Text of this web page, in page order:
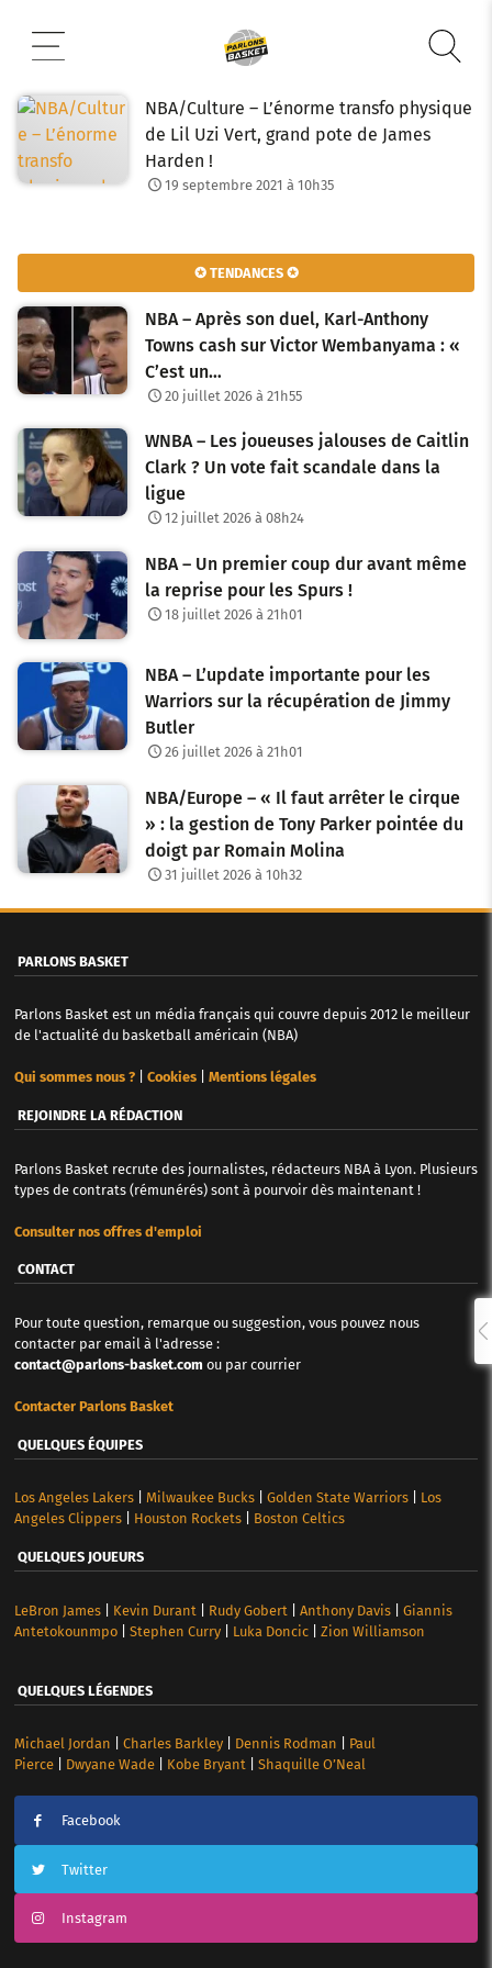
contenu
NBA/Culture – L’énorme transfo physique
de Lil Uzi Vert, grand pote de James
Harden !
19 septembre 2021 à 10h35
✪ TENDANCES ✪
NBA – Après son duel, Karl-Anthony
Towns cash sur Victor Wembanyama : «
C’est un…
20 juillet 2026 à 21h55
WNBA – Les joueuses jalouses de Caitlin
Clark ? Un vote fait scandale dans la
ligue
12 juillet 2026 à 08h24
NBA – Un premier coup dur avant même
la reprise pour les Spurs !
18 juillet 2026 à 21h01
NBA – L’update importante pour les
Warriors sur la récupération de Jimmy
Butler
26 juillet 2026 à 21h01
NBA/Europe – « Il faut arrêter le cirque
» : la gestion de Tony Parker pointée du
doigt par Romain Molina
31 juillet 2026 à 10h32
PARLONS BASKET
Parlons Basket est un média français qui couvre depuis 2012 le meilleur
de l'actualité du basketball américain (NBA)
Qui sommes nous ?| Cookies| Mentions légales
REJOINDRE LA RÉDACTION
Parlons Basket recrute des journalistes, rédacteurs NBA à Lyon. Plusieurs
types de contrats (rémunérés) sont à pourvoir dès maintenant !
Consulter nos offres d'emploi
CONTACT
Pour toute question, remarque ou suggestion, vous pouvez nous
contacter par email à l'adresse :
contact@parlons-basket.com ou par courrier
Contacter Parlons Basket
QUELQUES ÉQUIPES
Los Angeles Lakers| Milwaukee Bucks| Golden State Warriors| Los
Angeles Clippers| Houston Rockets| Boston Celtics
QUELQUES JOUEURS
LeBron James| Kevin Durant Rudy Gobert Anthony Davis| Giannis
Antetokounmpo| Stephen Curry| Luka Doncic| Zion Williamson
QUELQUES LÉGENDES
Michael Jordan Charles Barkley| Dennis Rodman
Paul
Pierce| Dwyane Wade| Kobe Bryant| Shaquille O’Neal
Facebook
Twitter
Instagram